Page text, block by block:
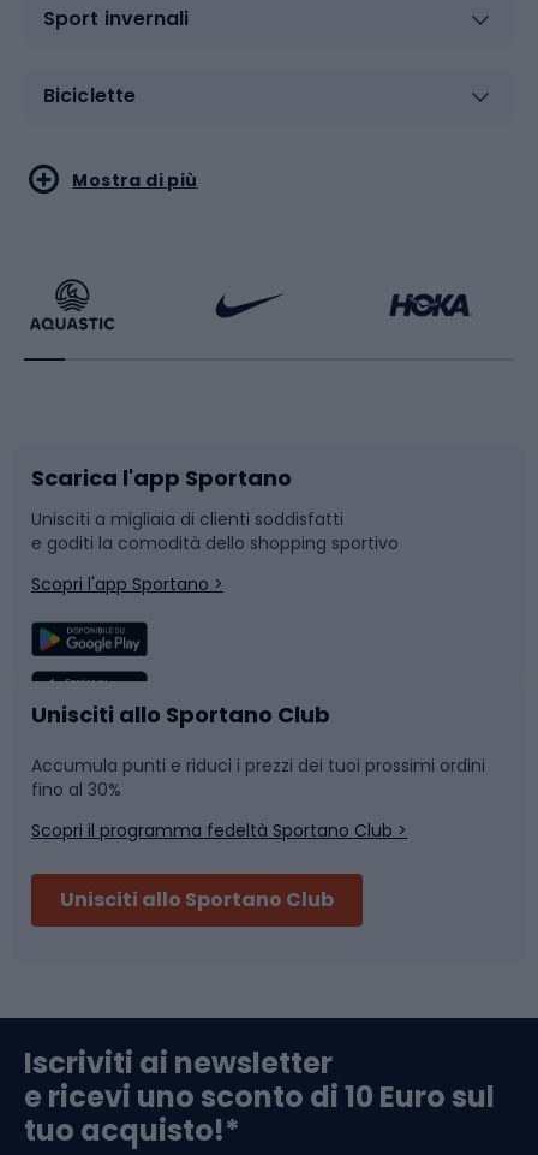
Sport invernali
Biciclette
Sport acquatici
Bikepacking
Bushcraft
Corsa
Sport di squadra
Caschi da ciclismo
Skitouring
Abbigliamento da escursionismo
Sport di arti marziali
Sport con le racchette
Slitte e slittini
Snowboard
Camminata nordica
Nuoto
Pattinaggio
Componenti per biciclette
Arrampicata
Mostra di più
Scarica l'app Sportano
Unisciti a migliaia di clienti soddisfatti
e goditi la comodità dello shopping sportivo
Scopri l'app Sportano >
Unisciti allo Sportano Club
Accumula punti e riduci i prezzi dei tuoi prossimi ordini
fino al 30%
Scopri il programma fedeltà Sportano Club >
Unisciti allo Sportano Club
Iscriviti ai newsletter
e ricevi uno sconto di 10 Euro sul
tuo acquisto!*